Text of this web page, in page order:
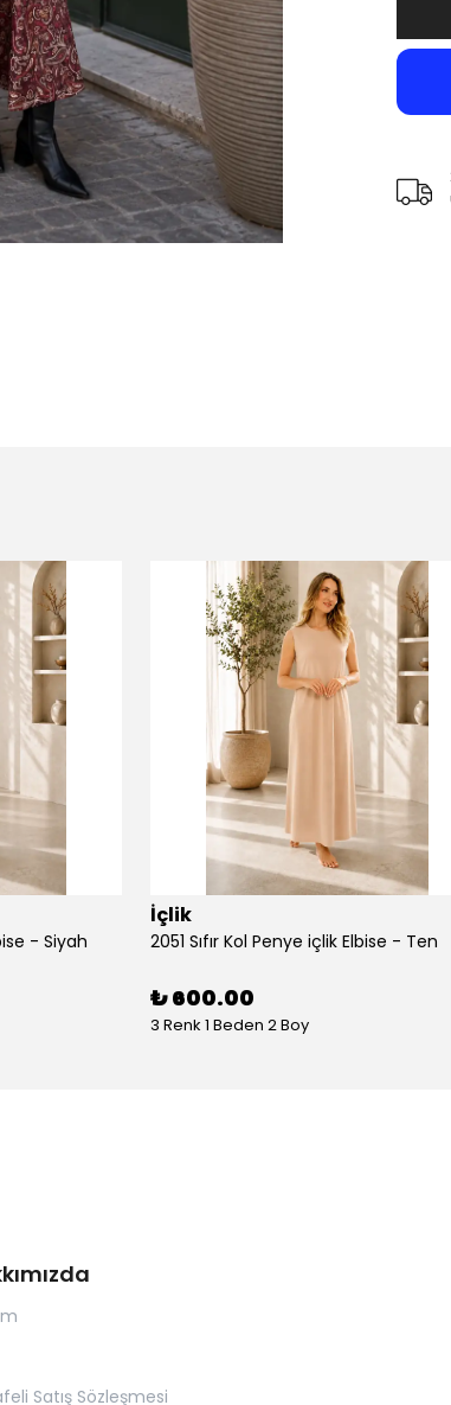
- Siyah
İçlik
2051 Sıfır Kol Penye içlik Elbise - Ten
₺ 600.00
3 Renk 1 Beden 2 Boy
Satış Sözleşmesi